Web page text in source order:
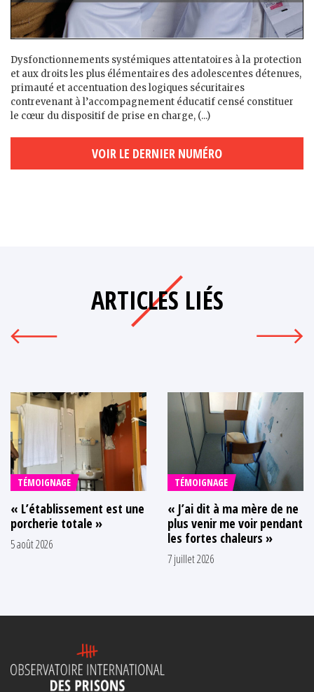
Dysfonctionnements systémiques attentatoires à la protection
et aux droits les plus élémentaires des adolescent·es détenu·es,
primauté et accentuation des logiques sécuritaires
contrevenant à l’accompagnement éducatif censé constituer
le cœur du dispositif de prise en charge, (...)
VOIR LE DERNIER NUMÉRO
ARTICLES LIÉS
TÉMOIGNAGE
« L’établissement est une
porcherie totale »
5 août 2026
TÉMOIGNAGE
« J’ai dit à ma mère de ne
plus venir me voir pendant
les fortes chaleurs »
7 juillet 2026